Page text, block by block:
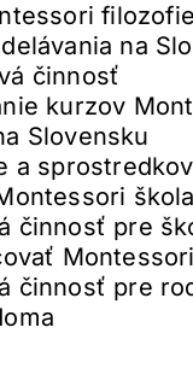
na
činnosť
kurzov
Slovensku
a
činnosť pre
činnosť pre